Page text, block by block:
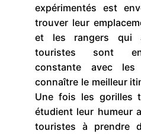
expérimentés est
trouver leur
et les rangers qui
touristes sont en
constante avec
connaître le meilleur
Une fois les gorilles
étudient leur humeur
touristes à prendre